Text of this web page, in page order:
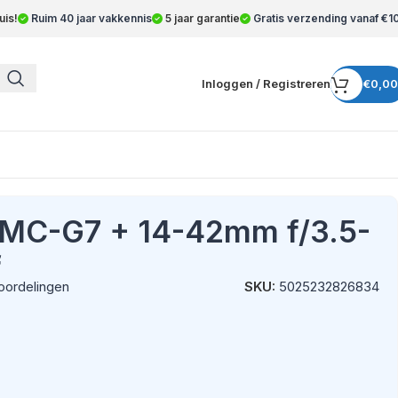
Ruim 40 jaar vakkennis 5 jaar garantie Gratis verzending vanaf
Inloggen / Registreren €0,00
G7 + 14-42mm f/3.5-
SKU: 5025232826834